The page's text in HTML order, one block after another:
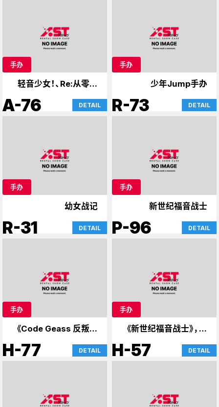
手办
轻音少女！、Re:从零开
始的异世界生活
A-76 DETAIL
手办
少年Jump手办
R-73 DETAIL
手办
幼女战记
R-31 DETAIL
手办
新世纪福音战士
P-96 DETAIL
手办
《Code Geass 反叛的
鲁路修》、《斩服少女》、
《86》等
H-77 DETAIL
手办
《新世纪福音战士》，达
斯·维达的案例
H-57 DETAIL